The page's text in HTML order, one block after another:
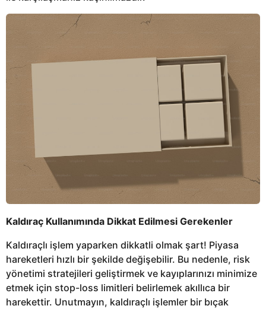
Kaldıraç Kullanımında Dikkat Edilmesi Gerekenler
Kaldıraçlı işlem yaparken dikkatli olmak şart! Piyasa
hareketleri hızlı bir şekilde değişebilir. Bu nedenle, risk
yönetimi stratejileri geliştirmek ve kayıplarınızı minimize
etmek için stop-loss limitleri belirlemek akıllıca bir
harekettir. Unutmayın, kaldıraçlı işlemler bir bıçak